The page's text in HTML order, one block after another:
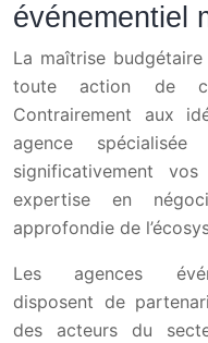
événementiel
La maîtrise
toute action de
Contrairement aux
agence spécialisée
significativement
expertise en
approfondie de
Les agences
disposent de
des acteurs du